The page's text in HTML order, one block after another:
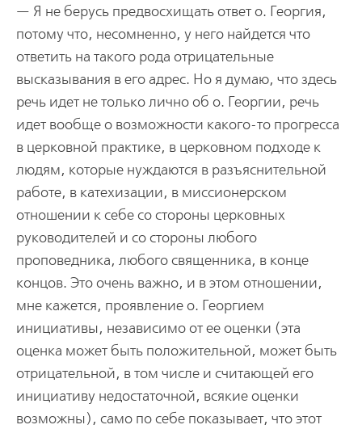
— Я не берусь предвосхищать ответ о. Георгия,
потому что, несомненно, у него найдется что
ответить на такого рода отрицательные
высказывания в его адрес. Но я думаю, что здесь
речь идет не только лично об о. Георгии, речь
идет вообще о возможности какого-то прогресса
в церковной практике, в церковном подходе к
людям, которые нуждаются в разъяснительной
работе, в катехизации, в миссионерском
отношении к себе со стороны церковных
руководителей и со стороны любого
проповедника, любого священника, в конце
концов. Это очень важно, и в этом отношении,
мне кажется, проявление о. Георгием
инициативы, независимо от ее оценки (эта
оценка может быть положительной, может быть
отрицательной, в том числе и считающей его
инициативу недостаточной, всякие оценки
возможны), само по себе показывает, что этот